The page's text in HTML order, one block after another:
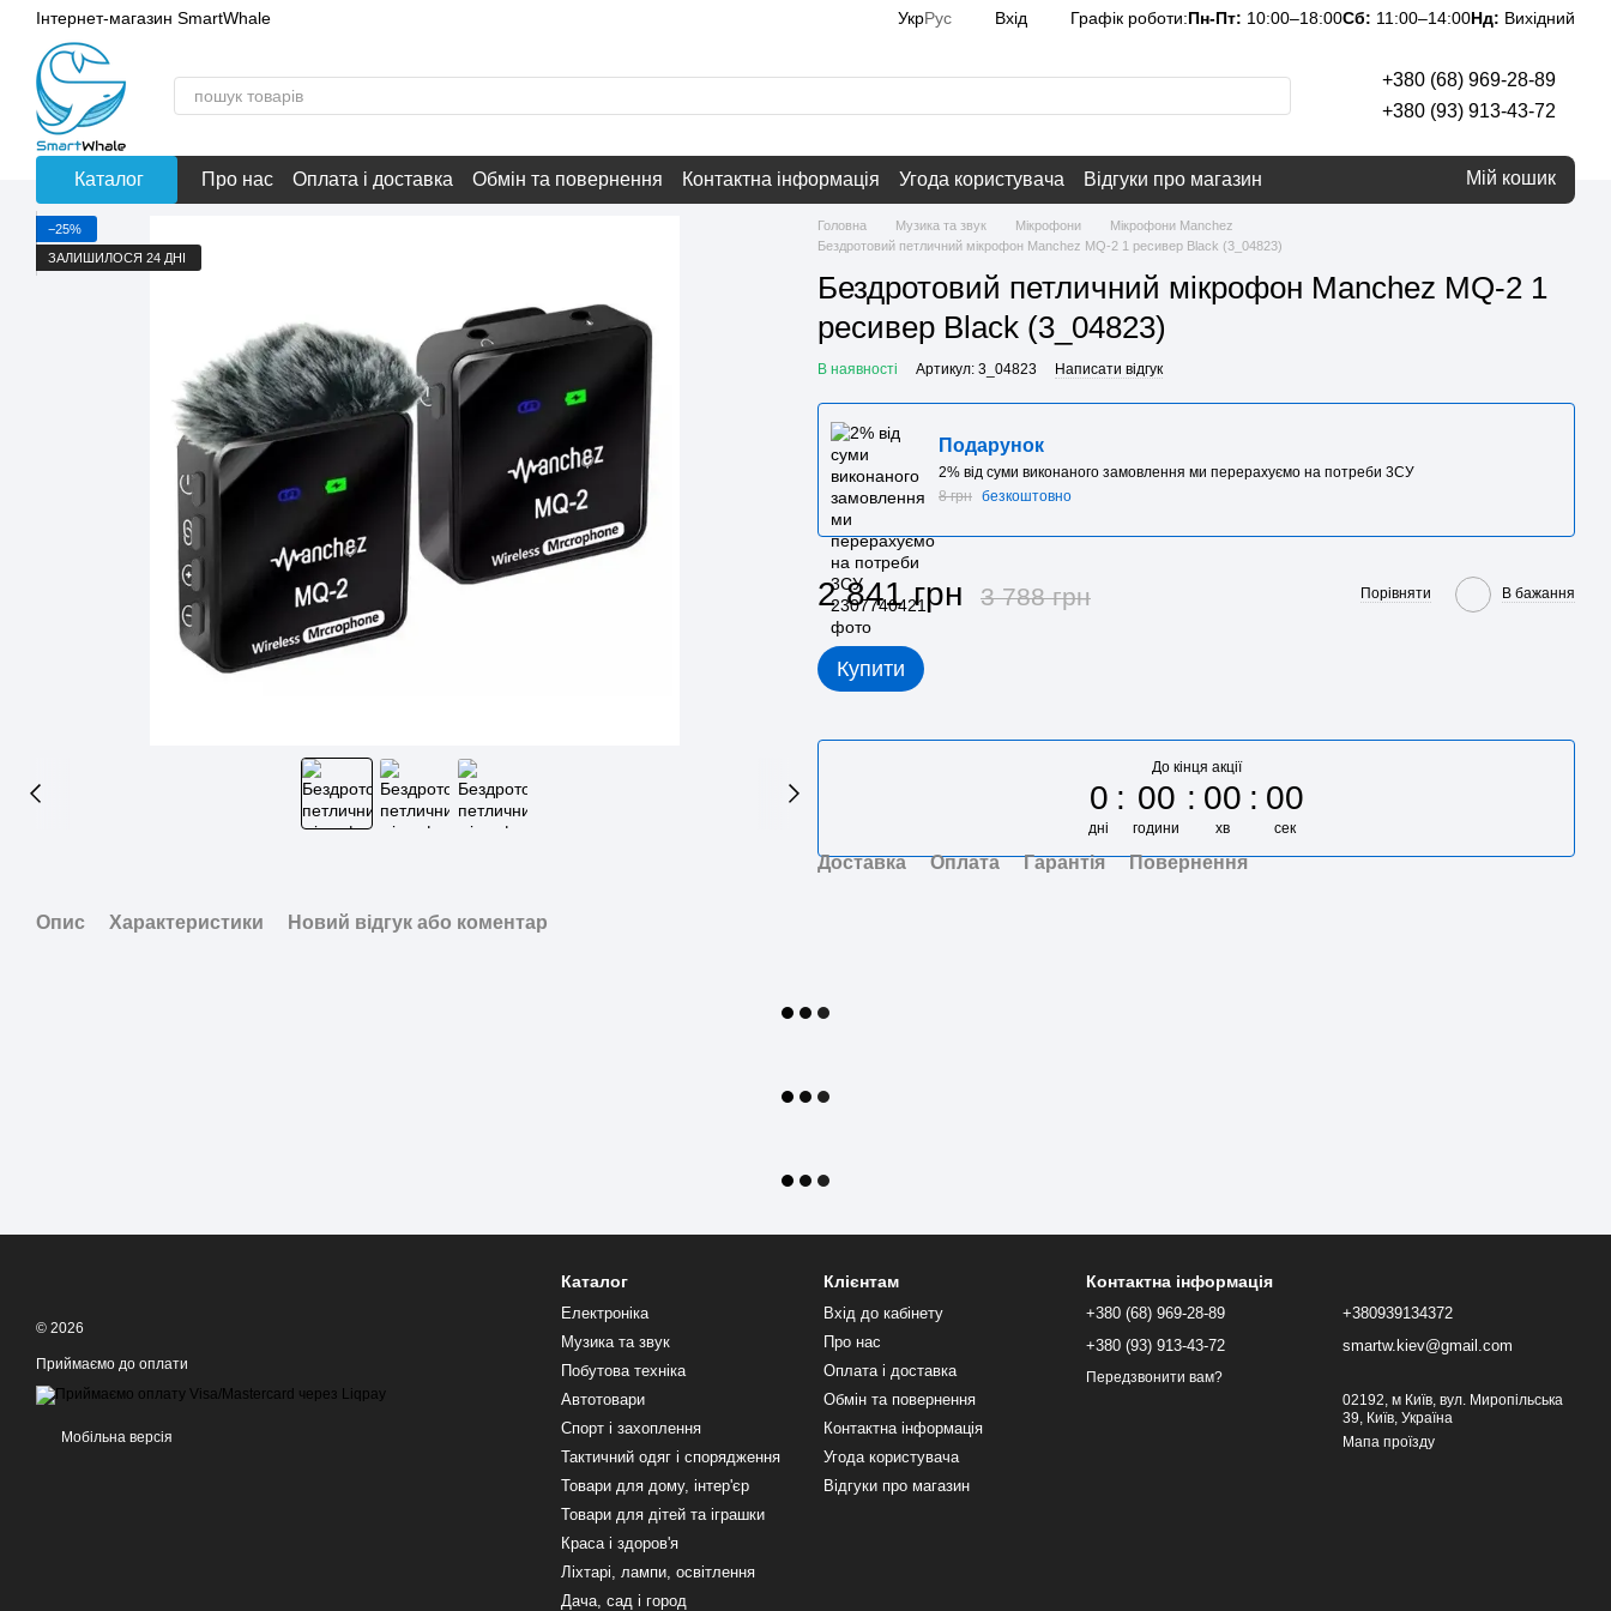
Перейти до основного контенту
Інтернет-магазин SmartWhale УкрРус Вхід Графік роботи:Пн-Пт: 10:00–18:00Сб: 11:00–14:00Нд: Вихідний
+380 (68) 969-28-89
+380 (93) 913-43-72
Каталог Про нас Оплата і доставка Обмін та повернення Контактна інформація Угода користувача Відгуки про магазин Мій кошик
−25%
ЗАЛИШИЛОСЯ 24 ДНІ
Головна Музика та звук Мікрофони
Мікрофони Manchez
Бездротовий петличний мікрофон Manchez MQ-2 1 ресивер Black (3_04823)
Бездротовий петличний мікрофон Manchez MQ-2 1
ресивер Black (3_04823)
В наявності Артикул: 3_04823 Написати відгук
Подарунок
2% від суми виконаного замовлення ми перерахуємо на потреби 3CУ
8 грн безкоштовно
2 841 грн 3 788 грн Порівняти В бажання
Купити
До кінця акції
0
дні
00
години
00
хв
00
сек
Доставка Оплата Гарантія Повернення
Опис Характеристики Новий відгук або коментар
© 2026
Приймаємо до оплати
Мобільна версія
Каталог
Електроніка
Музика та звук
Побутова техніка
Автотовари
Спорт і захоплення
Тактичний одяг і спорядження
Товари для дому, інтер'єр
Товари для дітей та іграшки
Краса і здоров'я
Ліхтарі, лампи, освітлення
Дача, сад і город
Клієнтам
Вхід до кабінету
Про нас
Оплата і доставка
Обмін та повернення
Контактна інформація
Угода користувача
Відгуки про магазин
Контактна інформація
+380 (68) 969-28-89
+380 (93) 913-43-72
Передзвонити вам?
+380939134372
smartw.kiev@gmail.com
02192, м Київ, вул. Миропільська
39, Київ, Україна
Мапа проїзду